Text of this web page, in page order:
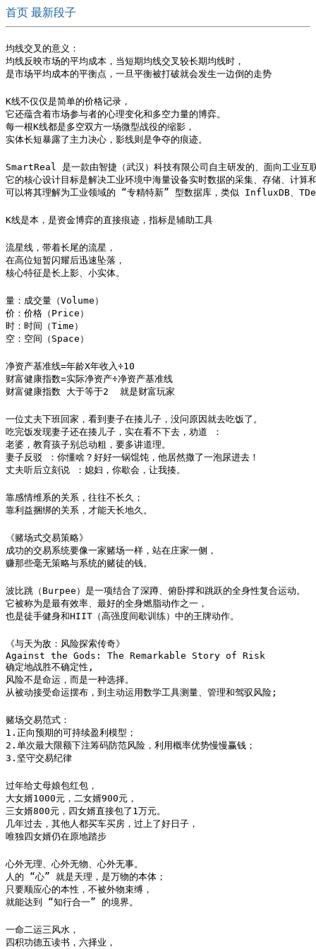
首页 最新段子
均线交叉的意义：
均线反映市场的平均成本，当短期均线交叉较长期均线时，
是市场平均成本的平衡点，一旦平衡被打破就会发生一边倒的走势
K线不仅仅是简单的价格记录，
它还蕴含着市场参与者的心理变化和多空力量的博弈。
每一根K线都是多空双方一场微型战役的缩影，
实体长短暴露了主力决心，影线则是争夺的痕迹。
SmartReal 是一款由智捷（武汉）科技有限公司自主研发的、面向工业互
它的核心设计目标是解决工业环境中海量设备实时数据的采集、存储、计算
可以将其理解为工业领域的 “专精特新” 型数据库，类似 InfluxDB、
K线是本，是资金博弈的直接痕迹，指标是辅助工具
流星线，带着长尾的流星，
在高位短暂闪耀后迅速坠落，
核心特征是长上影、小实体。
量：成交量（Volume）
价：价格（Price）
时：时间（Time）
空：空间（Space）
净资产基准线=年龄X年收入÷10
财富健康指数=实际净资产÷净资产基准线
财富健康指数 大于等于2  就是财富玩家
一位丈夫下班回家，看到妻子在揍儿子，没问原因就去吃饭了。
吃完饭发现妻子还在揍儿子，实在看不下去，劝道 ：
老婆，教育孩子别总动粗，要多讲道理。
妻子反驳 ：你懂啥？好好一锅馄饨，他居然撒了一泡尿进去！
丈夫听后立刻说 ：媳妇，你歇会，让我揍。
靠感情维系的关系，往往不长久；
靠利益捆绑的关系，才能天长地久。
《赌场式交易策略》
成功的交易系统要像一家赌场一样，站在庄家一侧，
赚那些毫无策略与系统的赌徒的钱。
波比跳（Burpee）是一项结合了深蹲、俯卧撑和跳跃的全身性复合运动。
它被称为是最有效率、最好的全身燃脂动作之一，
也是徒手健身和HIIT（高强度间歇训练）中的王牌动作。
《与天为敌：风险探索传奇》
Against the Gods: The Remarkable Story of Risk
确定地战胜不确定性,
风险不是命运，而是一种选择。
从被动接受命运摆布，到主动运用数学工具测量、管理和驾驭风险;
赌场交易范式：
1.正向预期的可持续盈利模型；
2.单次最大限额下注筹码防范风险，利用概率优势慢慢赢钱；
3.坚守交易纪律
过年给丈母娘包红包，
大女婿1000元，二女婿900元，
三女婿800元，四女婿直接包了1万元。
几年过去，其他人都买车买房，过上了好日子，
唯独四女婿仍在原地踏步
心外无理、心外无物、心外无事。
人的 “心” 就是天理，是万物的本体；
只要顺应心的本性，不被外物束缚，
就能达到 “知行合一” 的境界。
一命二运三风水，
四积功德五读书，六择业，